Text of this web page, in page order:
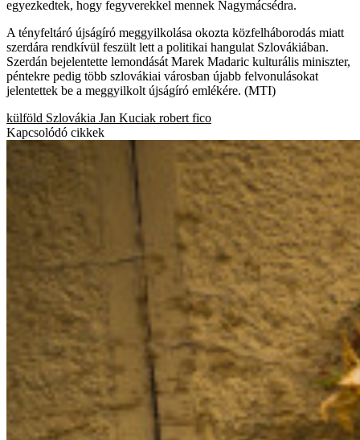
egyezkedtek, hogy fegyverekkel mennek Nagymácsédra.
A tényfeltáró újságíró meggyilkolása okozta közfelháborodás miatt
szerdára rendkívül feszült lett a politikai hangulat Szlovákiában.
Szerdán bejelentette lemondását Marek Madaric kulturális miniszter,
péntekre pedig több szlovákiai városban újabb felvonulásokat
jelentettek be a meggyilkolt újságíró emlékére. (MTI)
külföld Szlovákia Jan Kuciak robert fico
Kapcsolódó cikkek